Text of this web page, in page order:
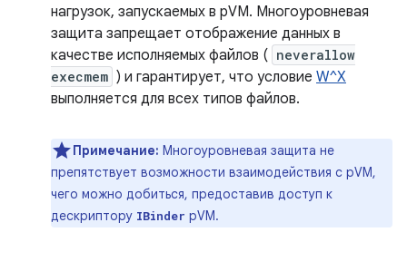
нагрузок, запускаемых в pVM. Многоуровневая
защита запрещает отображение данных в
качестве исполняемых файлов ( neverallow
execmem ) и гарантирует, что условие W^X
выполняется для всех типов файлов.
Примечание: Многоуровневая защита не
препятствует возможности взаимодействия с pVM,
чего можно добиться, предоставив доступ к
дескриптору IBinder pVM.